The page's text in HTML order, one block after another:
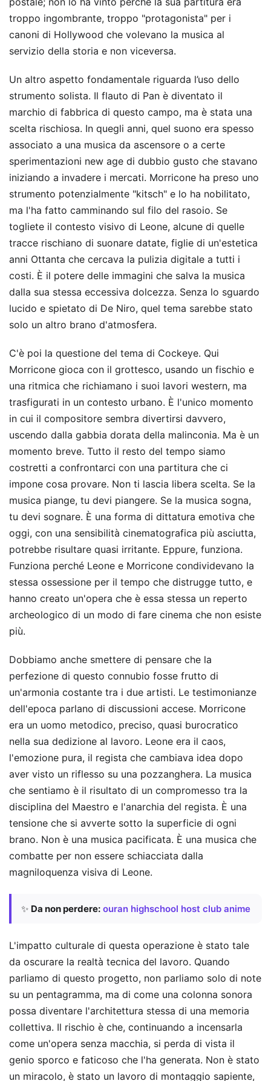
troppo ingombrante, troppo "protagonista" per i
canoni di Hollywood che volevano la musica al
servizio della storia e non viceversa.
Un altro aspetto fondamentale riguarda l’uso dello
strumento solista. Il flauto di Pan è diventato il
marchio di fabbrica di questo campo, ma è stata una
scelta rischiosa. In quegli anni, quel suono era spesso
associato a una musica da ascensore o a certe
sperimentazioni new age di dubbio gusto che stavano
iniziando a invadere i mercati. Morricone ha preso uno
strumento potenzialmente "kitsch" e lo ha nobilitato,
ma l'ha fatto camminando sul filo del rasoio. Se
togliete il contesto visivo di Leone, alcune di quelle
tracce rischiano di suonare datate, figlie di un'estetica
anni Ottanta che cercava la pulizia digitale a tutti i
costi. È il potere delle immagini che salva la musica
dalla sua stessa eccessiva dolcezza. Senza lo sguardo
lucido e spietato di De Niro, quel tema sarebbe stato
solo un altro brano d'atmosfera.
C'è poi la questione del tema di Cockeye. Qui
Morricone gioca con il grottesco, usando un fischio e
una ritmica che richiamano i suoi lavori western, ma
trasfigurati in un contesto urbano. È l'unico momento
in cui il compositore sembra divertirsi davvero,
uscendo dalla gabbia dorata della malinconia. Ma è un
momento breve. Tutto il resto del tempo siamo
costretti a confrontarci con una partitura che ci
impone cosa provare. Non ti lascia libera scelta. Se la
musica piange, tu devi piangere. Se la musica sogna,
tu devi sognare. È una forma di dittatura emotiva che
oggi, con una sensibilità cinematografica più asciutta,
potrebbe risultare quasi irritante. Eppure, funziona.
Funziona perché Leone e Morricone condividevano la
stessa ossessione per il tempo che distrugge tutto, e
hanno creato un'opera che è essa stessa un reperto
archeologico di un modo di fare cinema che non esiste
più.
Dobbiamo anche smettere di pensare che la
perfezione di questo connubio fosse frutto di
un'armonia costante tra i due artisti. Le testimonianze
dell'epoca parlano di discussioni accese. Morricone
era un uomo metodico, preciso, quasi burocratico
nella sua dedizione al lavoro. Leone era il caos,
l'emozione pura, il regista che cambiava idea dopo
aver visto un riflesso su una pozzanghera. La musica
che sentiamo è il risultato di un compromesso tra la
disciplina del Maestro e l'anarchia del regista. È una
tensione che si avverte sotto la superficie di ogni
brano. Non è una musica pacificata. È una musica che
combatte per non essere schiacciata dalla
magniloquenza visiva di Leone.
✨ Da non perdere: ouran highschool host club anime
L'impatto culturale di questa operazione è stato tale
da oscurare la realtà tecnica del lavoro. Quando
parliamo di questo progetto, non parliamo solo di note
su un pentagramma, ma di come una colonna sonora
possa diventare l'architettura stessa di una memoria
collettiva. Il rischio è che, continuando a incensarla
come un'opera senza macchia, si perda di vista il
genio sporco e faticoso che l'ha generata. Non è stato
un miracolo, è stato un lavoro di montaggio sapiente,